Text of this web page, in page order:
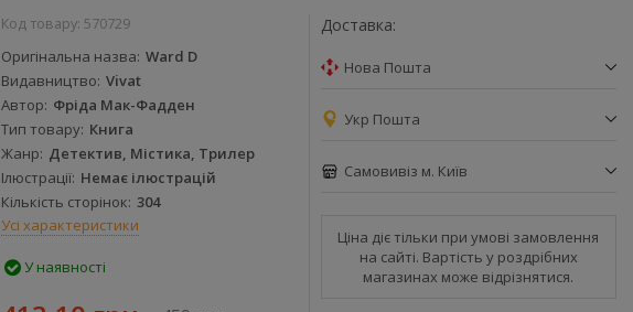
Код товару: 570729
Оригінальна назва Ward D
Видавництво Vivat
Автор Фріда Мак-Фадден
Тип товару Книга
Жанр Детектив, Містика, Трилер
Ілюстрації Немає ілюстрацій
Кількість сторінок 304
Усі характеристики
У наявності
Доставка:
Нова Пошта
Укр Пошта
Самовивіз м. Київ
Ціна діє тільки при умові замовлення
на сайті. Вартість у роздрібних
магазинах може відрізнятися.